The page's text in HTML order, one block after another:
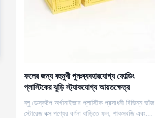
ফলের জন্য বহুমুখী পুনঃব্যবহারযোগ্য ফোল্ডিং
প্লাস্টিকের ঝুড়ি স্ট্যাকযোগ্য আয়তক্ষেত্র
ব্লু ডেস্কটপ অর্গানাইজার প্লাস্টিক প্রসাধনী বিভিন্ন ভাঁজ
স্টোরেজ বক্স পণ্যের বর্ণনা বাড়িতে ফল, শাকসবজি এবং